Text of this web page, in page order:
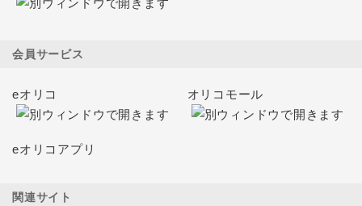
会員サービス
eオリコ オリコモール
eオリコアプリ
関連サイト